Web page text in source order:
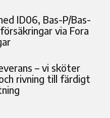
ID06, Bas-P/Bas-
via Fora
– vi sköter
rivning till färdigt